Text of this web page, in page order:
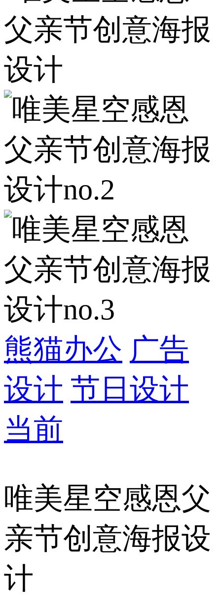
熊猫办公 广告
设计 节日设计
当前
唯美星空感恩父
亲节创意海报设
计